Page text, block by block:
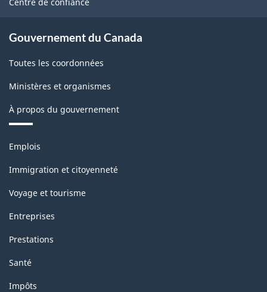
Gouvernement du Canada
Toutes les coordonnées
Ministères et organismes
À propos du gouvernement
Thèmes
sujets
Emplois
Immigration et citoyenneté
Voyage et tourisme
Entreprises
Prestations
Santé
Impôts